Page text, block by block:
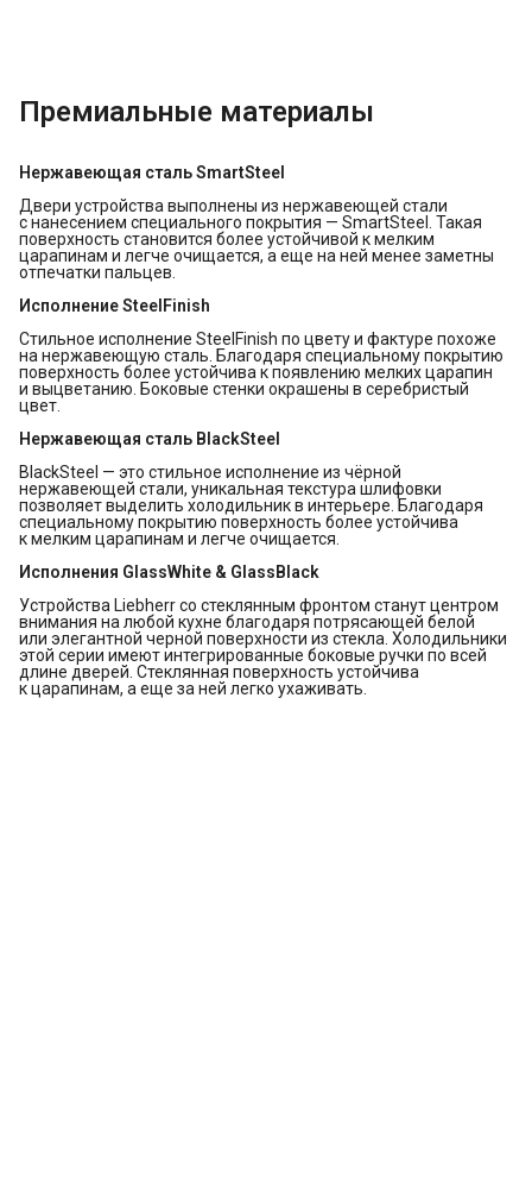
Премиальные материалы
Нержавеющая сталь SmartSteel
Двери устройства выполнены из нержавеющей стали
с нанесением специального покрытия — SmartSteel. Такая
поверхность становится более устойчивой к мелким
царапинам и легче очищается, а еще на ней менее заметны
отпечатки пальцев.
Исполнение SteelFinish
Стильное исполнение SteelFinish по цвету и фактуре похоже
на нержавеющую сталь. Благодаря специальному покрытию
поверхность более устойчива к появлению мелких царапин
и выцветанию. Боковые стенки окрашены в серебристый
цвет.
Нержавеющая сталь BlackSteel
BlackSteel — это стильное исполнение из чёрной
нержавеющей стали, уникальная текстура шлифовки
позволяет выделить холодильник в интерьере. Благодаря
специальному покрытию поверхность более устойчива
к мелким царапинам и легче очищается.
Исполнения GlassWhite & GlassBlack
Устройства Liebherr со стеклянным фронтом станут центром
внимания на любой кухне благодаря потрясающей белой
или элегантной черной поверхности из стекла. Холодильники
этой серии имеют интегрированные боковые ручки по всей
длине дверей. Стеклянная поверхность устойчива
к царапинам, а еще за ней легко ухаживать.